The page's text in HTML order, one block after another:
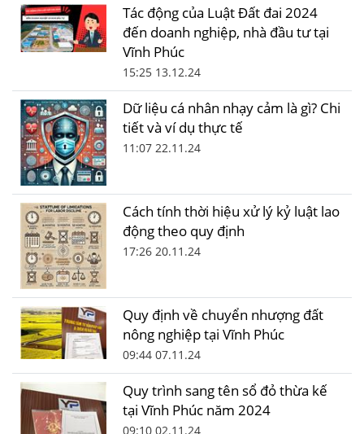
Tác động của Luật Đất đai 2024
đến doanh nghiệp, nhà đầu tư tại
Vĩnh Phúc
15:25 13.12.24
Dữ liệu cá nhân nhạy cảm là gì? Chi
tiết và ví dụ thực tế
11:07 22.11.24
Cách tính thời hiệu xử lý kỷ luật lao
động theo quy định
17:26 20.11.24
Quy định về chuyển nhượng đất
nông nghiệp tại Vĩnh Phúc
09:44 07.11.24
Quy trình sang tên sổ đỏ thừa kế
tại Vĩnh Phúc năm 2024
09:10 02.11.24